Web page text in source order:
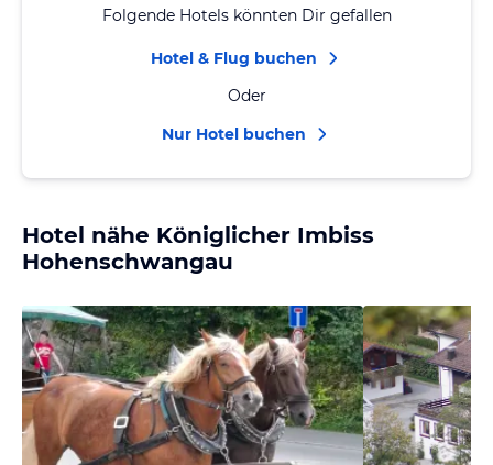
Folgende Hotels könnten Dir gefallen
Hotel & Flug buchen
Oder
Nur Hotel buchen
Hotel nähe Königlicher Imbiss
Hohenschwangau